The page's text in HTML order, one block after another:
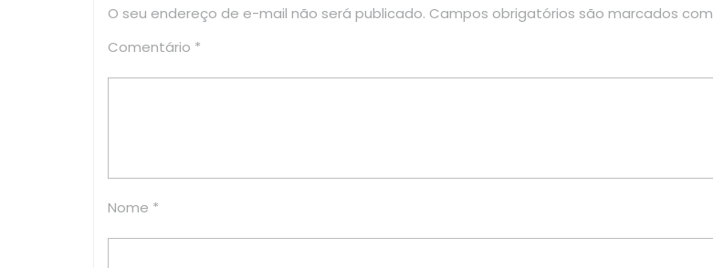
O seu endereço de e-mail não será publicado. Campos obrigatórios são marcados com
Comentário *
Nome *